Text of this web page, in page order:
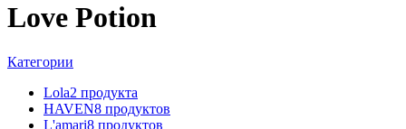
Love Potion
Категории
Lola2 продукта
HAVEN8 продуктов
L'amari8 продуктов